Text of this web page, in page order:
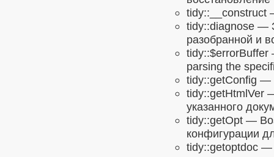
tidy::__construct
tidy::diagnose —
разобранной и
tidy::$errorBuffer
parsing the
tidy::getConfig —
tidy::getHtmlVer
указанного
tidy::getOpt —
конфигурации
tidy::getoptdoc —